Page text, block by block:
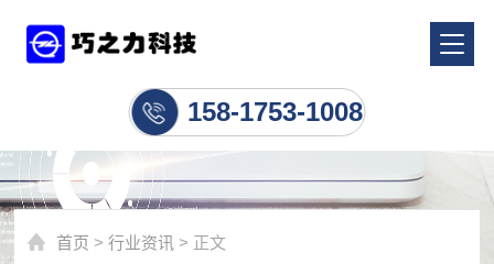
158-1753-1008
首页 >行业资讯 > 正文